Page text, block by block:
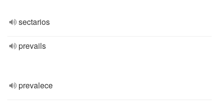
sectarios
prevails
prevalece